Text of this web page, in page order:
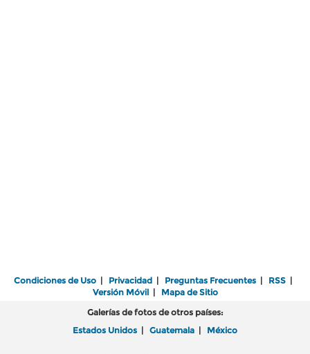
Condiciones de Uso | Privacidad | Preguntas Frecuentes | RSS |
Versión Móvil| Mapa de Sitio
Galerías de fotos de otros países:
Estados Unidos | Guatemala | México